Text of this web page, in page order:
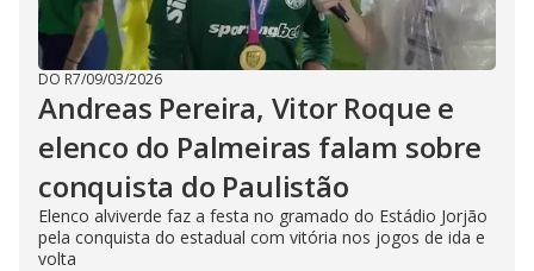
DO R7/09/03/2026
Andreas Pereira, Vitor Roque e
elenco do Palmeiras falam sobre
conquista do Paulistão
Elenco alviverde faz a festa no gramado do Estádio Jorjão
pela conquista do estadual com vitória nos jogos de ida e
volta